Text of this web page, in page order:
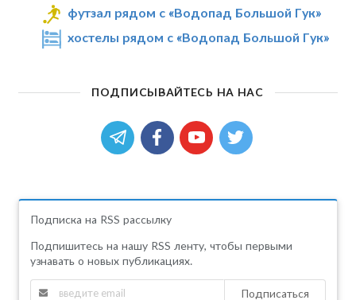
футзал рядом с «Водопад Большой Гук»
хостелы рядом с «Водопад Большой Гук»
ПОДПИСЫВАЙТЕСЬ НА НАС
Подписка на RSS рассылку
Подпишитесь на нашу RSS ленту, чтобы первыми
узнавать о новых публикациях.
Подписаться